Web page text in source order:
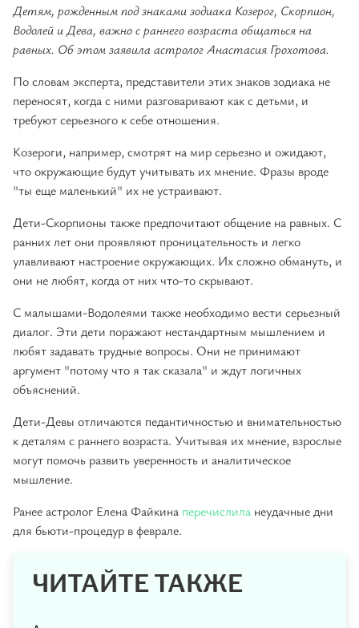
Детям, рожденным под знаками зодиака Козерог, Скорпион,
Водолей и Дева, важно с раннего возраста общаться на
равных. Об этом заявила астролог Анастасия Грохотова.
По словам эксперта, представители этих знаков зодиака не
переносят, когда с ними разговаривают как с детьми, и
требуют серьезного к себе отношения.
Козероги, например, смотрят на мир серьезно и ожидают,
что окружающие будут учитывать их мнение. Фразы вроде
"ты еще маленький" их не устраивают.
Дети-Скорпионы также предпочитают общение на равных. С
ранних лет они проявляют проницательность и легко
улавливают настроение окружающих. Их сложно обмануть, и
они не любят, когда от них что-то скрывают.
С малышами-Водолеями также необходимо вести серьезный
диалог. Эти дети поражают нестандартным мышлением и
любят задавать трудные вопросы. Они не принимают
аргумент "потому что я так сказала" и ждут логичных
объяснений.
Дети-Девы отличаются педантичностью и внимательностью
к деталям с раннего возраста. Учитывая их мнение, взрослые
могут помочь развить уверенность и аналитическое
мышление.
Ранее астролог Елена Файкина перечислила неудачные дни
для бьюти-процедур в феврале.
ЧИТАЙТЕ ТАКЖЕ